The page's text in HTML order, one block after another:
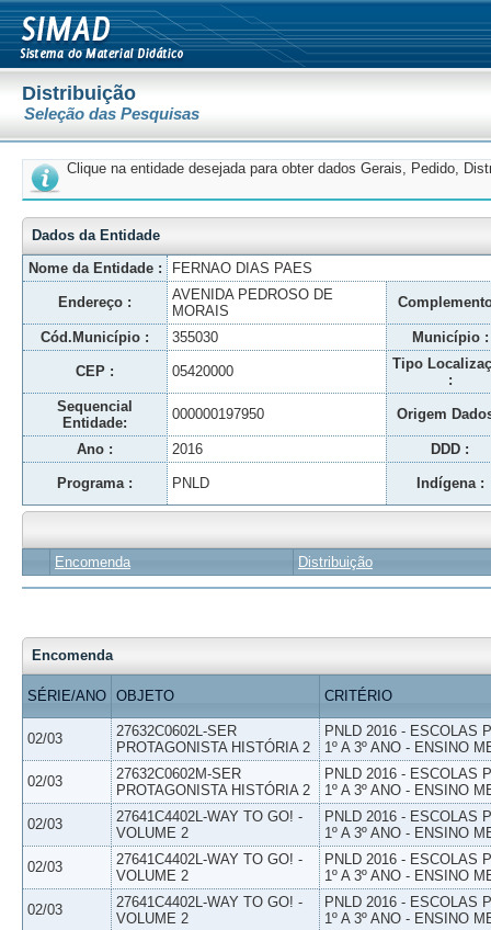
Distribuição
Seleção das Pesquisas
Clique na entidade desejada para obter dados Gerais, Pedido,
Dados da Entidade
Nome da Entidade :
FERNAO DIAS PAES
Endereço :
AVENIDA PEDROSO DE
MORAIS
Cód.Município : 355030 Município :
CEP : 05420000
Tipo
:
Sequencial
Entidade:
000000197950 Origem
Ano : 2016 DDD :
Programa : PNLD Indígena :
Encomenda Distribuição
Encomenda
SÉRIE/ANO OBJETO CRITÉRIO
02/03
27632C0602L-SER
PROTAGONISTA HISTÓRIA 2
PNLD 2016 - ESCOLAS
1º A 3º ANO - ENSINO
02/03
27632C0602M-SER
PROTAGONISTA HISTÓRIA 2
PNLD 2016 - ESCOLAS
1º A 3º ANO - ENSINO
02/03
27641C4402L-WAY TO GO! -
VOLUME 2
PNLD 2016 - ESCOLAS
1º A 3º ANO - ENSINO
02/03
27641C4402L-WAY TO GO! -
VOLUME 2
PNLD 2016 - ESCOLAS
1º A 3º ANO - ENSINO
02/03
27641C4402L-WAY TO GO! -
VOLUME 2
PNLD 2016 - ESCOLAS
1º A 3º ANO - ENSINO